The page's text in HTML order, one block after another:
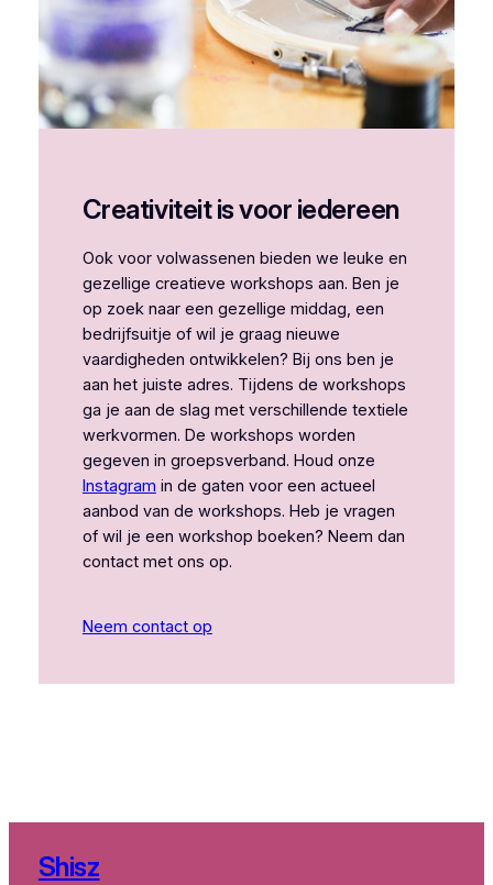
Creativiteit is voor iedereen
Ook voor volwassenen bieden we leuke en
gezellige creatieve workshops aan. Ben je
op zoek naar een gezellige middag, een
bedrijfsuitje of wil je graag nieuwe
vaardigheden ontwikkelen? Bij ons ben je
aan het juiste adres. Tijdens de workshops
ga je aan de slag met verschillende textiele
werkvormen. De workshops worden
gegeven in groepsverband. Houd onze
Instagram in de gaten voor een actueel
aanbod van de workshops. Heb je vragen
of wil je een workshop boeken? Neem dan
contact met ons op.
Neem contact op
Shisz